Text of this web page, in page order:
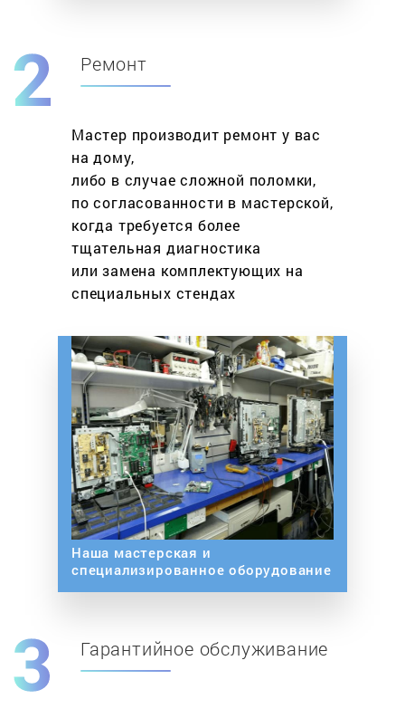
Ремонт
Мастер производит ремонт у вас
на дому,
либо в случае сложной поломки,
по согласованности в мастерской,
когда требуется более
тщательная диагностика
или замена комплектующих на
специальных стендах
Наша мастерская и
специализированное оборудование
Гарантийное обслуживание